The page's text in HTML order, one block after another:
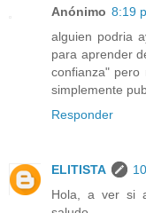
Anónimo 8:19
alguien podria
para aprender
confianza"
simplemente
Responder
ELITISTA
Hola, a ver si